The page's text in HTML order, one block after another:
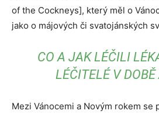
of the Cockneys], který měl o
jako o májových či svatojánských
CO A JAK LÉČILI
LÉČITELÉ V
Mezi Vánocemi a Novým rokem se